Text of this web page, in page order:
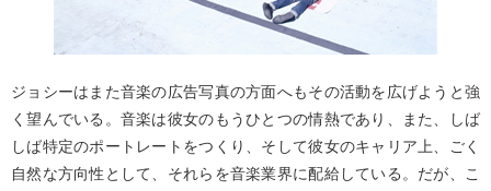
ジョシーはまた音楽の広告写真の方面へもその活動を広げようと強
く望んでいる。音楽は彼女のもうひとつの情熱であり、また、しば
しば特定のポートレートをつくり、そして彼女のキャリア上、ごく
自然な方向性として、それらを音楽業界に配給している。だが、こ